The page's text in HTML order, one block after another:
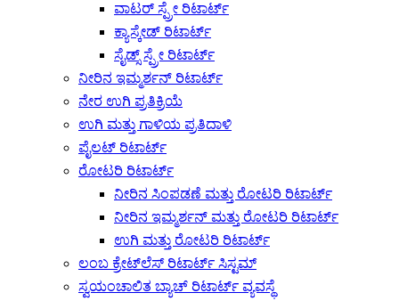
ವಾಟರ್ ಸ್ಪ್ರೇ ರಿಟಾರ್ಟ್
ಕ್ಯಾಸ್ಕೇಡ್ ರಿಟಾರ್ಟ್
ಸೈಡ್ಸ್ ಸ್ಪ್ರೇ ರಿಟಾರ್ಟ್
ನೀರಿನ ಇಮ್ಮರ್ಶನ್ ರಿಟಾರ್ಟ್
ನೇರ ಉಗಿ ಪ್ರತಿಕ್ರಿಯೆ
ಉಗಿ ಮತ್ತು ಗಾಳಿಯ ಪ್ರತಿದಾಳಿ
ಪೈಲಟ್ ರಿಟಾರ್ಟ್
ರೋಟರಿ ರಿಟಾರ್ಟ್
ನೀರಿನ ಸಿಂಪಡಣೆ ಮತ್ತು ರೋಟರಿ ರಿಟಾರ್ಟ್
ನೀರಿನ ಇಮ್ಮರ್ಶನ್ ಮತ್ತು ರೋಟರಿ ರಿಟಾರ್ಟ್
ಉಗಿ ಮತ್ತು ರೋಟರಿ ರಿಟಾರ್ಟ್
ಲಂಬ ಕ್ರೇಟ್‌ಲೆಸ್ ರಿಟಾರ್ಟ್ ಸಿಸ್ಟಮ್
ಸ್ವಯಂಚಾಲಿತ ಬ್ಯಾಚ್ ರಿಟಾರ್ಟ್ ವ್ಯವಸ್ಥೆ